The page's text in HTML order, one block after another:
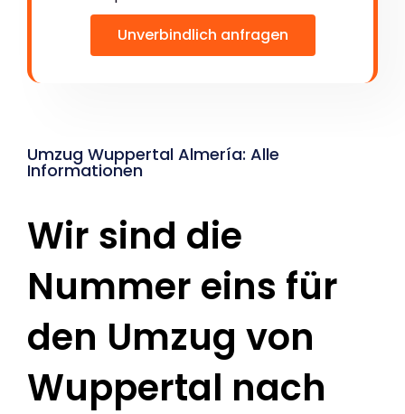
Unverbindlich anfragen
Umzug Wuppertal Almería: Alle
Informationen
Wir sind die
Nummer eins für
den Umzug von
Wuppertal nach